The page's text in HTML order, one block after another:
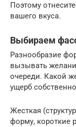
Поэтому
вашего вкуса.
Выбираем
Разнообразие
вызывать
очереди. Какой
ущерб
Жесткая
форму, короткие